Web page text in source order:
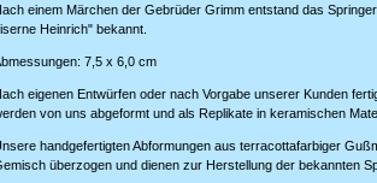
einem Märchen der Gebrüder Grimm entstand das
Heinrich" bekannt.
7,5 x 6,0 cm
eigenen Entwürfen oder nach Vorgabe unserer Kunden
von uns abgeformt und als Replikate in keramischen
handgefertigten Abformungen aus terracottafarbiger
überzogen und dienen zur Herstellung der bekannten